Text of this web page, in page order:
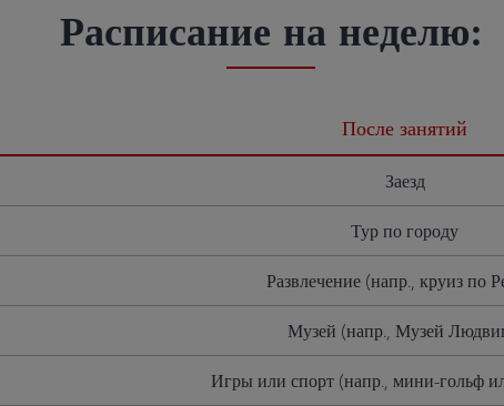
Расписание на неделю:
После занятий
Заезд
Тур по городу
Развлечение (напр., круиз по
Музей (напр., Музей
Игры или спорт (напр., мини-гольф